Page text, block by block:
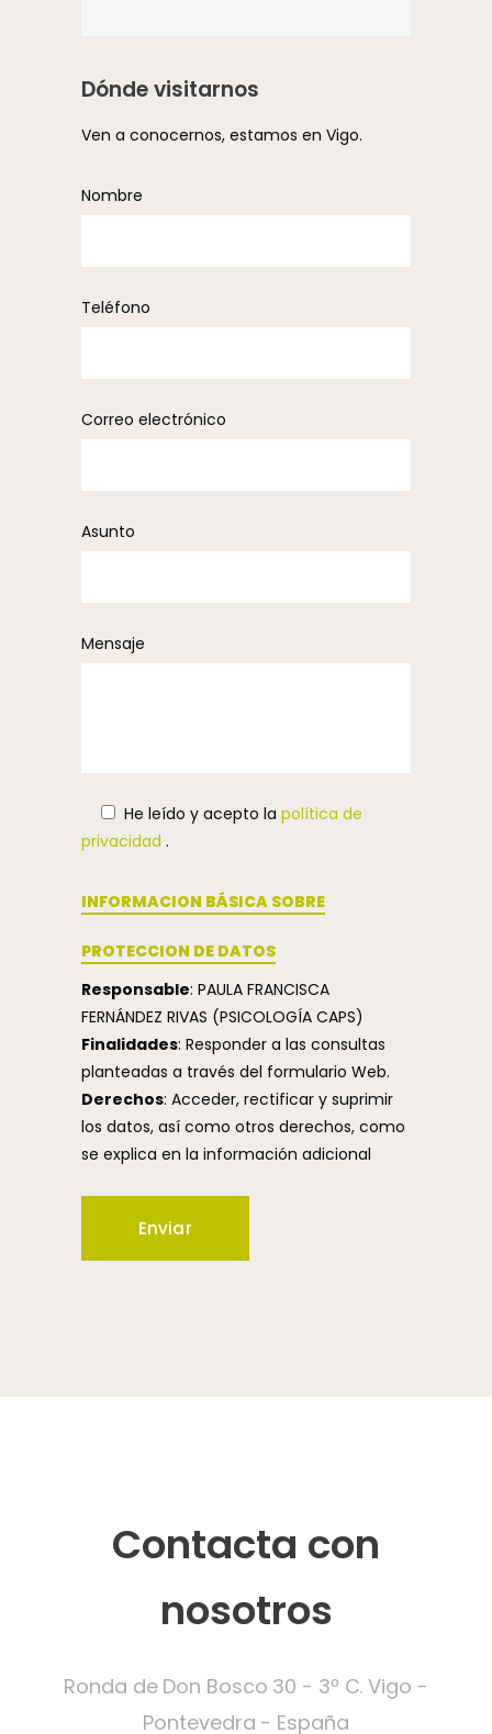
Dónde visitarnos
Ven a conocernos, estamos en Vigo.
Nombre
Teléfono
Correo electrónico
Asunto
Mensaje
He leído y acepto la política de
privacidad .
INFORMACION BÁSICA SOBRE
PROTECCION DE DATOS
Responsable: PAULA FRANCISCA
FERNÁNDEZ RIVAS (PSICOLOGÍA CAPS)
Finalidades: Responder a las consultas
planteadas a través del formulario Web.
Derechos: Acceder, rectificar y suprimir
los datos, así como otros derechos, como
se explica en la información adicional
Contacta con
nosotros
Ronda de Don Bosco 30 - 3º C. Vigo -
Pontevedra - España